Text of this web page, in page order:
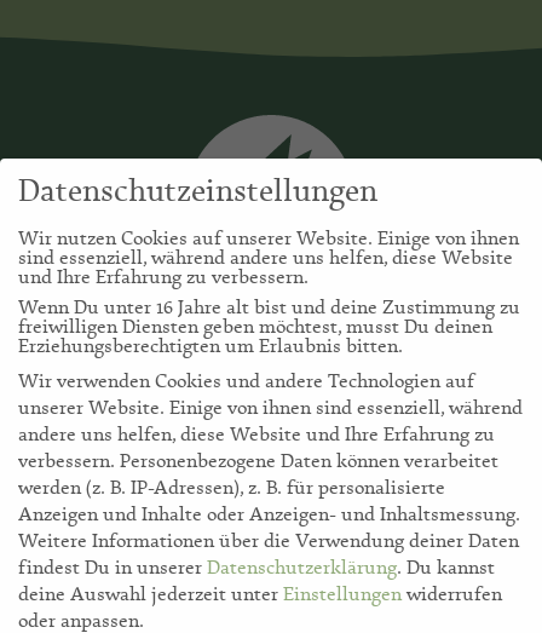
storl.de
Akademie
Datenschutzeinstellungen
Wir nutzen Cookies auf unserer Website. Einige von ihnen
sind essenziell, während andere uns helfen, diese Website
und Ihre Erfahrung zu verbessern.
Wenn Du unter 16 Jahre alt bist und deine Zustimmung zu
freiwilligen Diensten geben möchtest, musst Du deinen
Erziehungsberechtigten um Erlaubnis bitten.
Wir verwenden Cookies und andere Technologien auf
unserer Website. Einige von ihnen sind essenziell, während
andere uns helfen, diese Website und Ihre Erfahrung zu
verbessern. Personenbezogene Daten können verarbeitet
werden (z. B. IP-Adressen), z. B. für personalisierte
Anzeigen und Inhalte oder Anzeigen- und Inhaltsmessung.
Weitere Informationen über die Verwendung deiner Daten
findest Du in unserer Datenschutzerklärung. Du kannst
deine Auswahl jederzeit unter Einstellungenwiderrufen
oder anpassen.